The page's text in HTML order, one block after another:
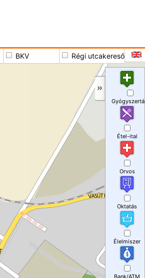
BKV Régi utcakereső
Étel-ital
Orvos
Oktatás
Élelmiszer
Bank/ATM